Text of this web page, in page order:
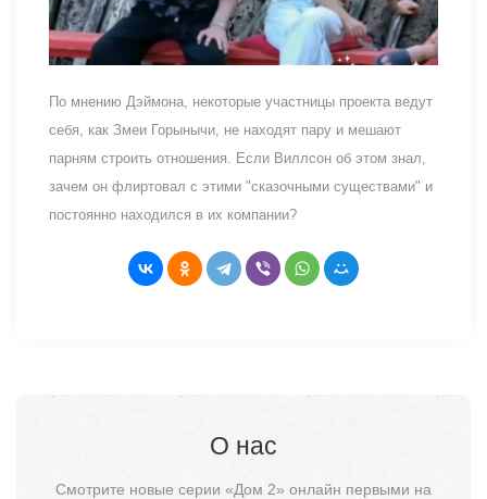
По мнению Дэймона, некоторые участницы проекта ведут
себя, как Змеи Горынычи, не находят пару и мешают
парням строить отношения. Если Виллсон об этом знал,
зачем он флиртовал с этими "сказочными существами" и
постоянно находился в их компании?
О нас
Смотрите новые серии «Дом 2» онлайн первыми на